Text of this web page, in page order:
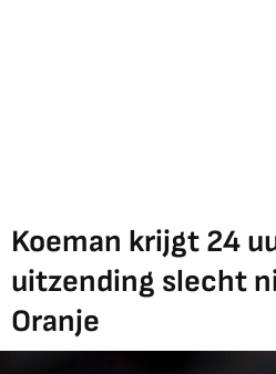
Koeman krijgt 24
uitzending slecht
Oranje